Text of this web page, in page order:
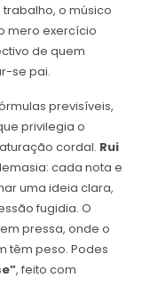
o músico
mero exercício
de quem
se pai.
previsíveis,
privilegia o
cordal. Rui
cada nota e
uma ideia clara,
fugidia. O
pressa, onde o
têm peso. Podes
, feito com